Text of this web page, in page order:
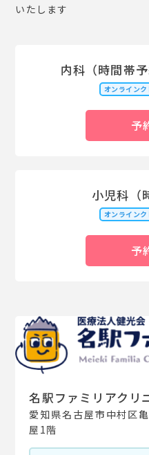
いたします
内科（時間帯
オンライン
予
小児科（
オンライン
予
名駅ファミリアクリ
愛知県名古屋市中村区
屋1階